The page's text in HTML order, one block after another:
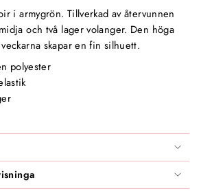
i armygrön. Tillverkad av återvunnen
och två lager volanger. Den höga
skapar en fin silhuett.
polyester